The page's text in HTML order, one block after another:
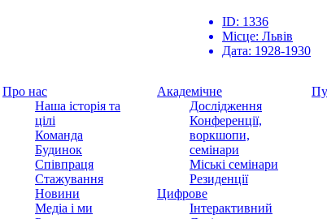
ID: 1336
Місце: Львів
Дата: 1928-1930
Про нас
Наша історія та
цілі
Команда
Будинок
Співпраця
Стажування
Новини
Медіа і ми
Академічне
Дослідження
Конференції,
воркшопи,
семінари
Міські семінари
Резиденції
Цифрове
Інтерактивний